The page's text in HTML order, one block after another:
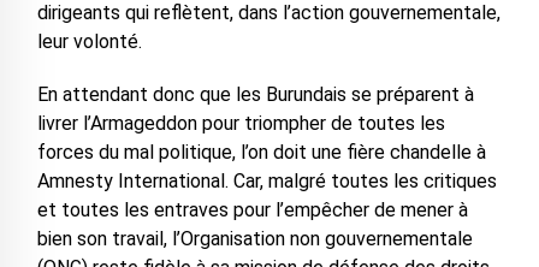
dirigeants qui reflètent, dans l’action gouvernementale,
leur volonté.
En attendant donc que les Burundais se préparent à
livrer l’Armageddon pour triompher de toutes les
forces du mal politique, l’on doit une fière chandelle à
Amnesty International. Car, malgré toutes les critiques
et toutes les entraves pour l’empêcher de mener à
bien son travail, l’Organisation non gouvernementale